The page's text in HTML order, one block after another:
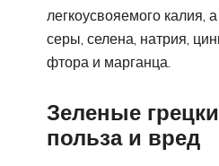
легкоусвояемого калия,
серы, селена, натрия,
фтора и марганца.
Зеленые
польза и вред